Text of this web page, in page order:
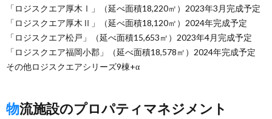
「ロジスクエア厚木Ⅰ」（延べ面積18,220㎡）2023年3月完成予定
「ロジスクエア厚木Ⅱ」（延べ面積18,120㎡）2024年完成予定
「ロジスクエア松戸」（延べ面積15,653㎡）2023年4月完成予定
「ロジスクエア福岡小郡」（延べ面積18,578㎡）2024年完成予定
その他ロジスクエアシリーズ9棟+α
物流施設のプロパティマネジメント